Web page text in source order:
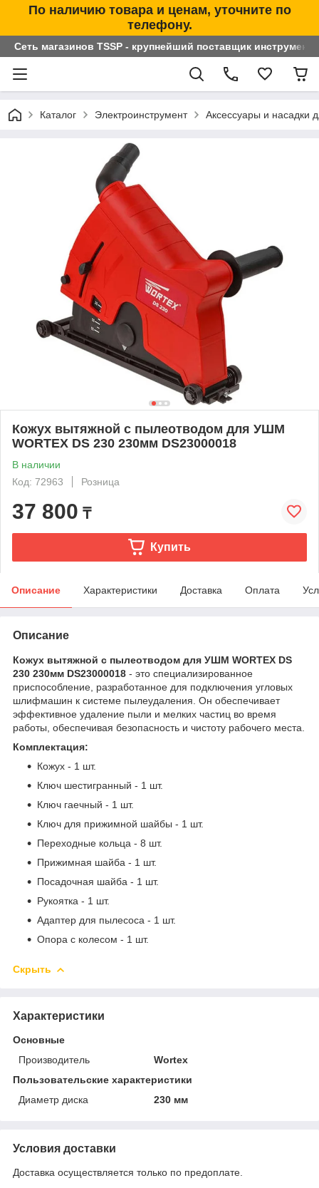
По наличию товара и ценам, уточните по
телефону.
Сеть магазинов TSSP - крупнейший поставщик
Каталог Электроинструмент Аксессуары и насадки
Кожух вытяжной с пылеотводом для УШМ
WORTEX DS 230 230мм DS23000018
В наличии
Код: 72963
Розница
37 800 ₸
Купить
Описание Характеристики Доставка Оплата
Описание
Кожух вытяжной с пылеотводом для УШМ WORTEX DS
230 230мм DS23000018 - это специализированное
приспособление, разработанное для подключения угловых
шлифмашин к системе пылеудаления. Он обеспечивает
эффективное удаление пыли и мелких частиц во время
работы, обеспечивая безопасность и чистоту рабочего места.
Комплектация:
Кожух - 1 шт.
Ключ шестигранный - 1 шт.
Ключ гаечный - 1 шт.
Ключ для прижимной шайбы - 1 шт.
Переходные кольца - 8 шт.
Прижимная шайба - 1 шт.
Посадочная шайба - 1 шт.
Рукоятка - 1 шт.
Адаптер для пылесоса - 1 шт.
Опора с колесом - 1 шт.
Скрыть
Характеристики
Основные
Производитель
Wortex
Пользовательские характеристики
Диаметр диска
230 мм
Условия доставки
Доставка осуществляется только по предоплате.